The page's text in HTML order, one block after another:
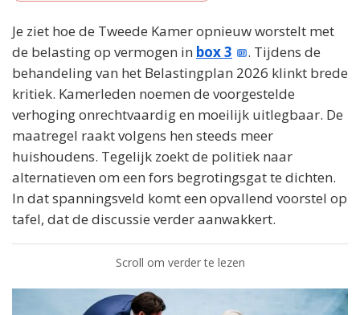
Je ziet hoe de Tweede Kamer opnieuw worstelt met
de belasting op vermogen in box 3
. Tijdens de
behandeling van het Belastingplan 2026 klinkt brede
kritiek. Kamerleden noemen de voorgestelde
verhoging onrechtvaardig en moeilijk uitlegbaar. De
maatregel raakt volgens hen steeds meer
huishoudens. Tegelijk zoekt de politiek naar
alternatieven om een fors begrotingsgat te dichten.
In dat spanningsveld komt een opvallend voorstel op
tafel, dat de discussie verder aanwakkert.
Scroll om verder te lezen